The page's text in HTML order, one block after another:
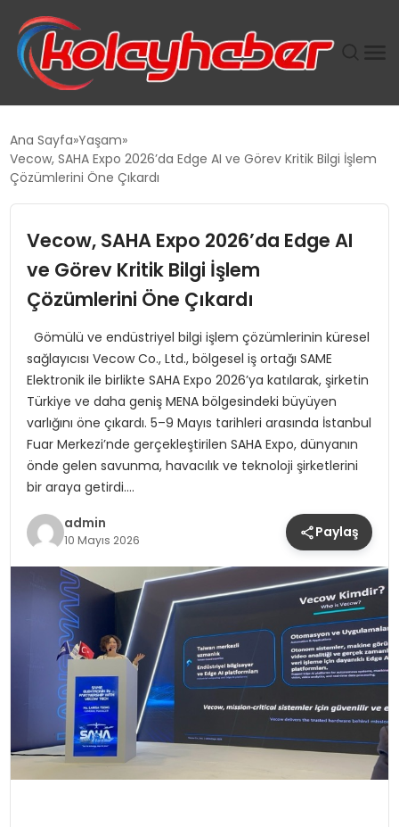
SUWEN’IN İSTIHDAM MODELI EKONOMIDE KADIN
TANYER YAPI ZEMIN MÜHENDISLIĞINDE HEDEF
BÜYÜTTÜ
TOROSLAR’DA PAZAR GERGİNLİĞİ!
Ana Sayfa Yaşam
Vecow, SAHA Expo 2026’da Edge AI ve Görev Kritik Bilgi İşlem
Çözümlerini Öne Çıkardı
Vecow, SAHA Expo 2026’da Edge AI
ve Görev Kritik Bilgi İşlem
Çözümlerini Öne Çıkardı
Gömülü ve endüstriyel bilgi işlem çözümlerinin küresel
sağlayıcısı Vecow Co., Ltd., bölgesel iş ortağı SAME
Elektronik ile birlikte SAHA Expo 2026’ya katılarak, şirketin
Türkiye ve daha geniş MENA bölgesindeki büyüyen
varlığını öne çıkardı. 5–9 Mayıs tarihleri arasında İstanbul
Fuar Merkezi’nde gerçekleştirilen SAHA Expo, dünyanın
önde gelen savunma, havacılık ve teknoloji şirketlerini
bir araya getirdi….
admin
10 Mayıs 2026 Paylaş